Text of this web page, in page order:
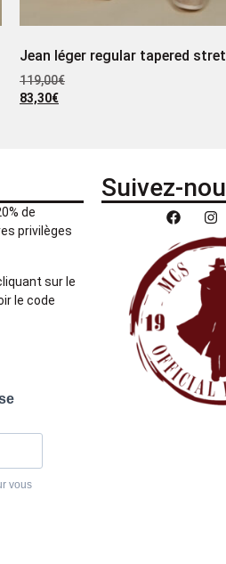
Jean léger regular tapered
119,00€
83,30€
de
privilèges
sur le
le code
vous
Suivez-